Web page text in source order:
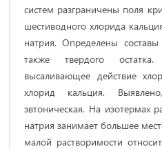
систем разграничены поля
шестиводного хлорида
натрия. Определены
также твердого
высаливающее действие
хлорид кальция.
эвтоническая. На изотермах
натрия занимает большее
малой растворимости